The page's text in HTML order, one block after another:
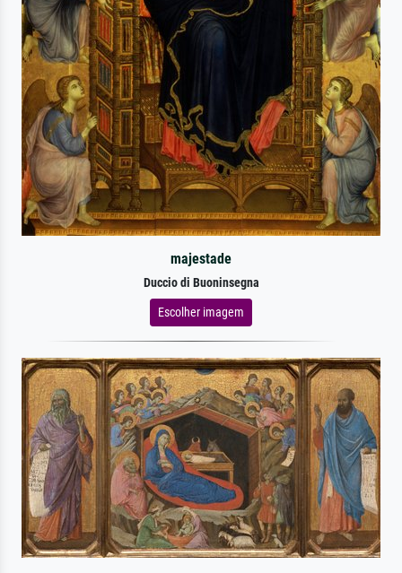
majestade
Duccio di Buoninsegna
Escolher imagem